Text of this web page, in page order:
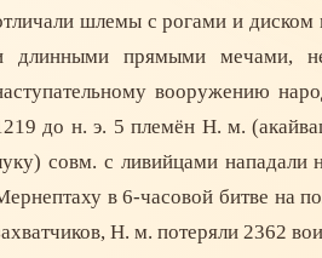
шлемы с рогами и
длинными прямыми мечами,
вооружению
до н. э. 5 племён Н. м.
совм. с ливийцами нападали
в 6-часовой битве на
Н. м. потеряли 2362